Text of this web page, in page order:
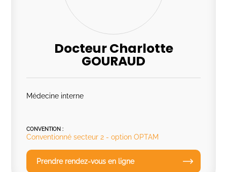
Docteur Charlotte
GOURAUD
Médecine interne
CONVENTION :
Conventionné secteur 2 - option OPTAM
Prendre rendez-vous en ligne